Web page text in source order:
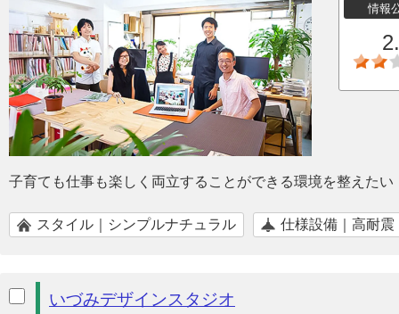
情報
子育ても仕事も楽しく両立することができる環境を整えたい
スタイル｜シンプルナチュラル 仕様設備｜高耐震
いづみデザインスタジオ